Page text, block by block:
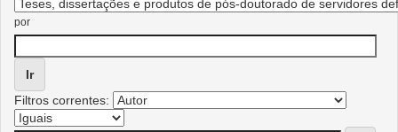
por
Filtros correntes: